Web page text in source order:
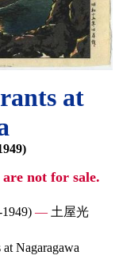
at
not for sale.
— 土屋光
Nagaragawa